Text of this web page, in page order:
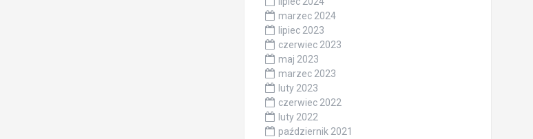
marzec 2024
lipiec 2023
czerwiec 2023
maj 2023
marzec 2023
luty 2023
czerwiec 2022
luty 2022
październik 2021